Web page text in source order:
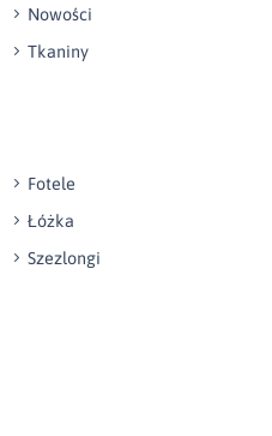
Nowości
Tkaniny
Fotele
Łóżka
Szezlongi